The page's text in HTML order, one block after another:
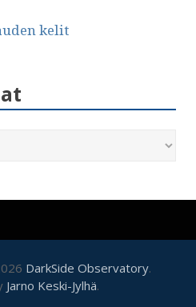
kelit
DarkSide Observatory.
Jarno Keski-Jylhä.